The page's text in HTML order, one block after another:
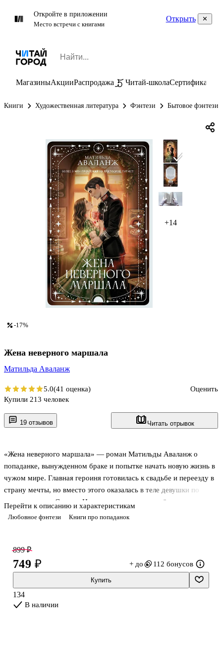
Откройте в приложении
Место встречи с книгами
Открыть
МагазиныАкцииРаспродажа Читай-школаСертификаты
Книги Художественная литература Фэнтези Бытовое фэнтези
+14
19 отзывов Читать отрывок
Любовное фэнтези Книги про попаданок
«Жена неверного маршала» — роман Матильды Аваланж о
попаданке, вынужденном браке и попытке начать новую жизнь в
чужом мире. Главная героиня готовилась к свадьбе и переезду в
страну мечты, но вместо этого оказалась в теле девушки по
прозвищу леди Суслик. Новая жизнь встречает её изменами
мужа, презрением слуг и насмешками родственников. Мир
романтическое фэнтези, бытовую комедию и историю о
женщине, которая отказывается мириться с ролью жертвы.
Вместо слёз и покорности героиня выбирает месть, перемены и
собственное дело.
Перейти к описанию и характеристикам
-17%
Жена неверного маршала
Матильда Аваланж
5.0(41 оценка)
Оценить
Купили 213 человек
899 ₽
749 ₽ + до 112 бонусов
Купить
134
В наличии